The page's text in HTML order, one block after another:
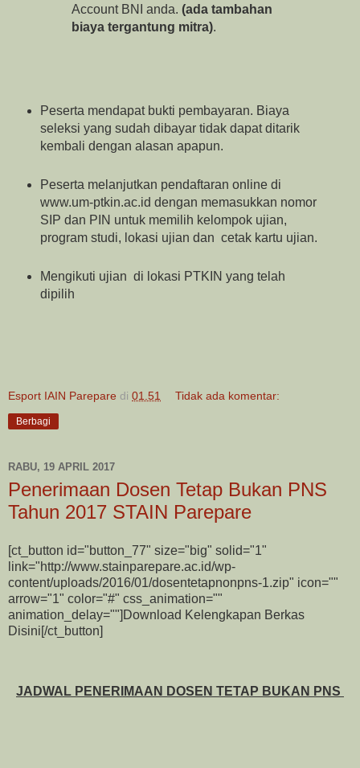
Account BNI anda.(ada tambahan
biaya tergantung mitra).
Peserta mendapat bukti pembayaran. Biaya
seleksi yang sudah dibayar tidak dapat ditarik
kembali dengan alasan apapun.
Peserta melanjutkan pendaftaran online di
www.um-ptkin.ac.id dengan memasukkan nomor
SIP dan PIN untuk memilih kelompok ujian,
program studi, lokasi ujian dan cetak kartu ujian.
Mengikuti ujian di lokasi PTKIN yang telah
dipilih
Esport IAIN Parepare di 01.51 Tidak ada komentar:
Berbagi
RABU, 19 APRIL 2017
Penerimaan Dosen Tetap Bukan PNS
Tahun 2017 STAIN Parepare
[ct_button id="button_77" size="big" solid="1"
link="http://www.stainparepare.ac.id/wp-
content/uploads/2016/01/dosentetapnonpns-1.zip" icon=""
arrow="1" color="#" css_animation=""
animation_delay=""]Download Kelengkapan Berkas
Disini[/ct_button]
JADWAL PENERIMAAN DOSEN TETAP BUKAN PNS